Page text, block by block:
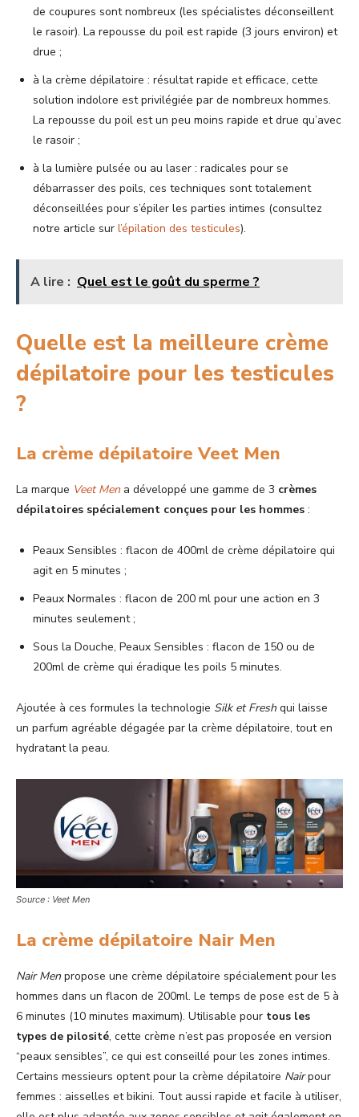
de coupures sont nombreux (les spécialistes déconseillent
le rasoir). La repousse du poil est rapide (3 jours environ) et
drue ;
à la crème dépilatoire : résultat rapide et efficace, cette
solution indolore est privilégiée par de nombreux hommes.
La repousse du poil est un peu moins rapide et drue qu’avec
le rasoir ;
à la lumière pulsée ou au laser : radicales pour se
débarrasser des poils, ces techniques sont totalement
déconseillées pour s’épiler les parties intimes (consultez
notre article sur l’épilation des testicules).
A lire : Quel est le goût du sperme ?
Quelle est la meilleure crème
dépilatoire pour les testicules
?
La crème dépilatoire Veet Men
La marque Veet Mena développé une gamme de 3 crèmes
dépilatoires spécialement conçues pour les hommes :
Peaux Sensibles : flacon de 400ml de crème dépilatoire qui
agit en 5 minutes ;
Peaux Normales : flacon de 200 ml pour une action en 3
minutes seulement ;
Sous la Douche, Peaux Sensibles : flacon de 150 ou de
200ml de crème qui éradique les poils 5 minutes.
Ajoutée à ces formules la technologie Silk et Fresh qui laisse
un parfum agréable dégagée par la crème dépilatoire, tout en
hydratant la peau.
Source : Veet Men
La crème dépilatoire Nair Men
Nair Menpropose une crème dépilatoire spécialement pour les
hommes dans un flacon de 200ml. Le temps de pose est de 5 à
6 minutes (10 minutes maximum). Utilisable pour tous les
types de pilosité, cette crème n’est pas proposée en version
“peaux sensibles”, ce qui est conseillé pour les zones intimes.
Certains messieurs optent pour la crème dépilatoire Nairpour
femmes : aisselles et bikini. Tout aussi rapide et facile à utiliser,